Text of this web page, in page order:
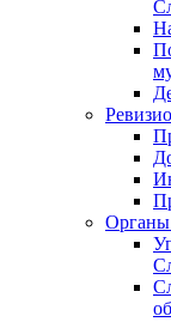
Органы